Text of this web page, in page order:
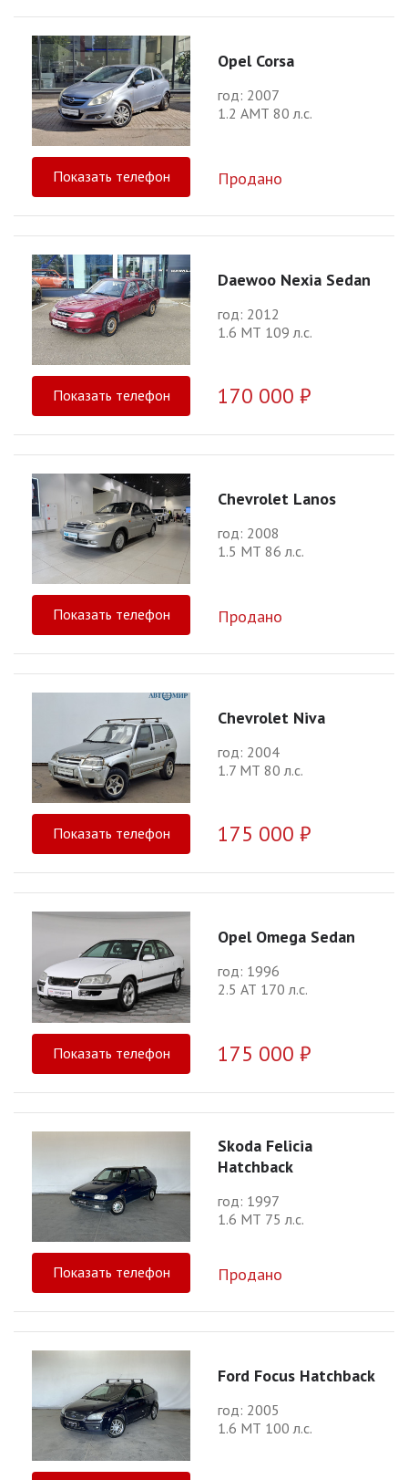
Opel Corsa
год: 2007
1.2 АМТ 80 л.с.
Показать телефон Продано
Daewoo Nexia Sedan
год: 2012
1.6 МТ 109 л.с.
Показать телефон 170 000 ₽
Chevrolet Lanos
год: 2008
1.5 МТ 86 л.с.
Показать телефон Продано
Chevrolet Niva
год: 2004
1.7 МТ 80 л.с.
Показать телефон 175 000 ₽
Opel Omega Sedan
год: 1996
2.5 АТ 170 л.с.
Показать телефон 175 000 ₽
Skoda Felicia
Hatchback
год: 1997
1.6 МТ 75 л.с.
Показать телефон Продано
Ford Focus Hatchback
год: 2005
1.6 МТ 100 л.с.